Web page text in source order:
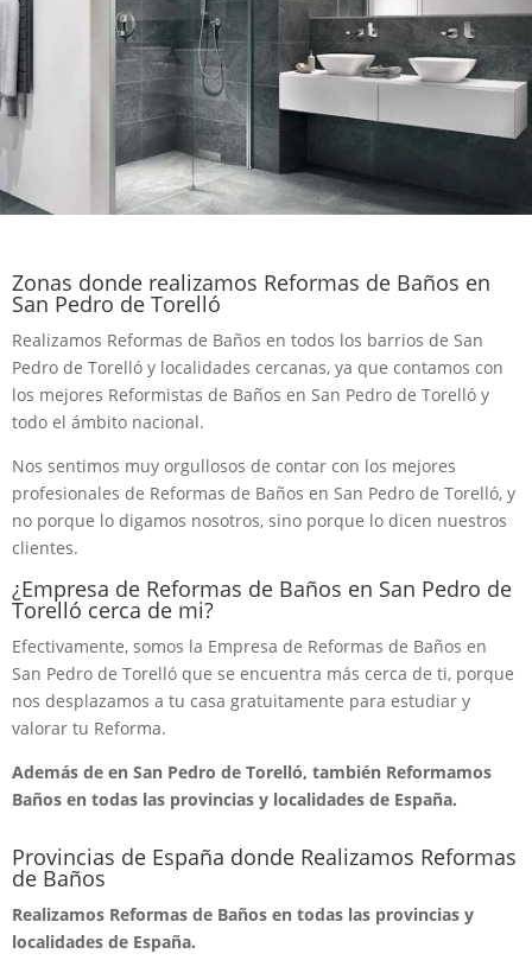
Zonas donde realizamos Reformas de Baños en
San Pedro de Torelló
Realizamos Reformas de Baños en todos los barrios de San
Pedro de Torelló y localidades cercanas, ya que contamos con
los mejores Reformistas de Baños en San Pedro de Torelló y
todo el ámbito nacional.
Nos sentimos muy orgullosos de contar con los mejores
profesionales de Reformas de Baños en San Pedro de Torelló, y
no porque lo digamos nosotros, sino porque lo dicen nuestros
clientes.
¿Empresa de Reformas de Baños en San Pedro de
Torelló cerca de mi?
Efectivamente, somos la Empresa de Reformas de Baños en
San Pedro de Torelló que se encuentra más cerca de ti, porque
nos desplazamos a tu casa gratuitamente para estudiar y
valorar tu Reforma.
Además de en San Pedro de Torelló, también Reformamos
Baños en todas las provincias y localidades de España.
Provincias de España donde Realizamos Reformas
de Baños
Realizamos Reformas de Baños en todas las provincias y
localidades de España.